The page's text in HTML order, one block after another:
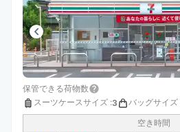
保管できる荷物数
スーツケースサイズ :3 バッグサイズ
空き時間